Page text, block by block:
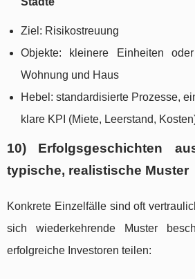
Ziel: Risikostreuung
Objekte: kleinere Einheiten
Wohnung und Haus
Hebel: standardisierte Prozesse,
klare KPI (Miete, Leerstand,
10) Erfolgsgeschichten
typische, realistische Muster
Konkrete Einzelfälle sind oft
sich wiederkehrende Muster
erfolgreiche Investoren teilen: